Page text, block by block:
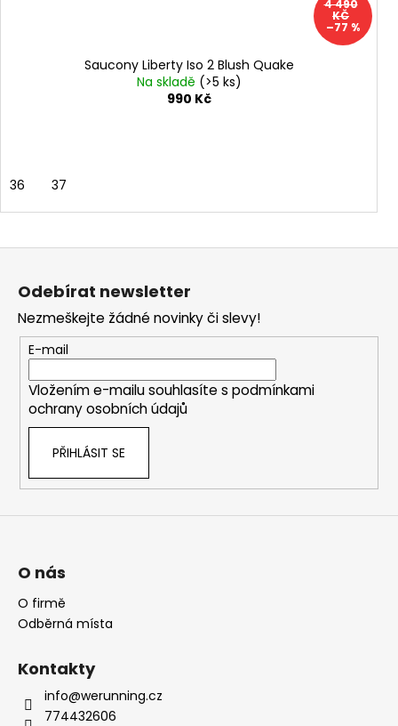
4 490
KČ
–77 %
Saucony Liberty Iso 2 Blush Quake
Na skladě (>5 ks)
990 Kč
36 37
Odebírat newsletter
Nezmeškejte žádné novinky či slevy!
E-mail
Vložením e-mailu souhlasíte s podmínkami
ochrany osobních údajů
PŘIHLÁSIT SE
O nás
O firmě
Odběrná místa
Kontakty
info@werunning.cz
774432606